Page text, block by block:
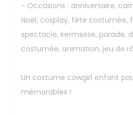
- Occasions : anniversaire,
Noël, cosplay, fête costumée,
spectacle, kermesse, parade,
costumée, animation, jeu de
Un costume cowgirl enfant
mémorables !